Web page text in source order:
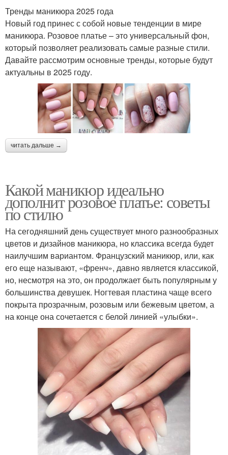
Тренды маникюра 2025 года
Новый год принес с собой новые тенденции в мире
маникюра. Розовое платье – это универсальный фон,
который позволяет реализовать самые разные стили.
Давайте рассмотрим основные тренды, которые будут
актуальны в 2025 году.
читать дальше →
Какой маникюр идеально
дополнит розовое платье: советы
по стилю
На сегодняшний день существует много разнообразных
цветов и дизайнов маникюра, но классика всегда будет
наилучшим вариантом. Французский маникюр, или, как
его еще называют, «френч», давно является классикой,
но, несмотря на это, он продолжает быть популярным у
большинства девушек. Ногтевая пластина чаще всего
покрыта прозрачным, розовым или бежевым цветом, а
на конце она сочетается с белой линией «улыбки».